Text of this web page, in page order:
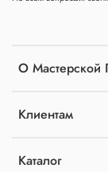
О Мастерской
Клиентам
Каталог